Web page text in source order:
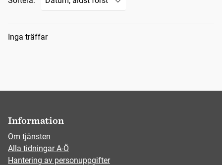
Sökresultat
Inga träffar
Information
Om tjänsten
Alla tidningar A-Ö
Hantering av personuppgifter